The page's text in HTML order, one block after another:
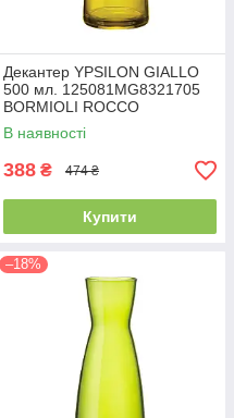
Декантер YPSILON GIALLO
500 мл. 125081MG8321705
BORMIOLI ROCCO
В наявності
388 ₴ 474 ₴
Купити
–18%